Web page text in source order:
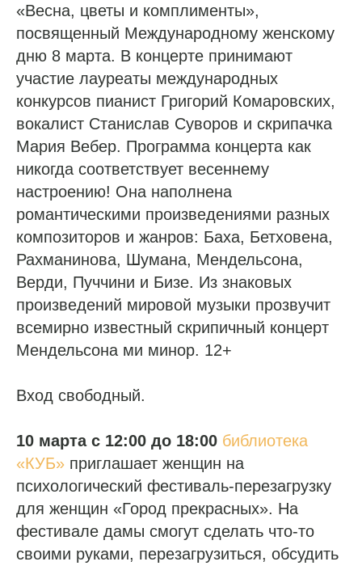
«Весна, цветы и комплименты»,
посвященный Международному женскому
дню 8 марта. В концерте принимают
участие лауреаты международных
конкурсов пианист Григорий Комаровских,
вокалист Станислав Суворов и скрипачка
Мария Вебер. Программа концерта как
никогда соответствует весеннему
настроению! Она наполнена
романтическими произведениями разных
композиторов и жанров: Баха, Бетховена,
Рахманинова, Шумана, Мендельсона,
Верди, Пуччини и Бизе. Из знаковых
произведений мировой музыки прозвучит
всемирно известный скрипичный концерт
Мендельсона ми минор. 12+
Вход свободный.
10 марта с 12:00 до 18:00 библиотека
«КУБ» приглашает женщин на
психологический фестиваль-перезагрузку
для женщин «Город прекрасных». На
фестивале дамы смогут сделать что-то
своими руками, перезагрузиться, обсудить